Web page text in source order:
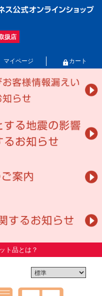
扱店
マイページ カート
ト品とは？